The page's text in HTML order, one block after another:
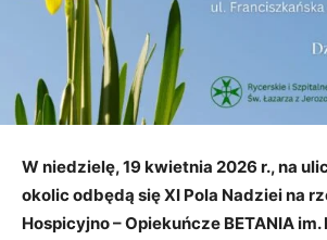
W niedzielę, 19 kwietnia 2026 r., na
okolic odbędą się XI Pola Nadziei na
Hospicyjno – Opiekuńcze BETANIA